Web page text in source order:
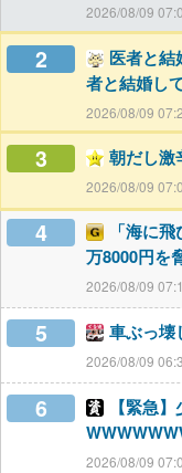
2026/08/09
2
医者と結
者と結婚し
2026/08/09
3 朝だし激
2026/08/09
4
「海に
万8000円を
2026/08/09
5 車ぶっ
2026/08/09
6
【緊急
2026/08/09